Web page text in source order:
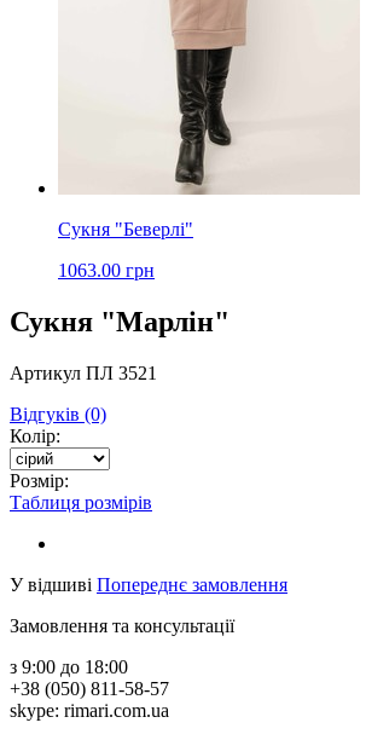
Сукня "Беверлі"
1063.00 грн
Сукня "Марлін"
Артикул ПЛ 3521
Відгуків (0)
Колір:
Розмір:
Таблиця розмірів
У відшиві Попереднє замовлення
Замовлення та консультації
з 9:00 до 18:00
+38 (050) 811-58-57
skype: rimari.com.ua